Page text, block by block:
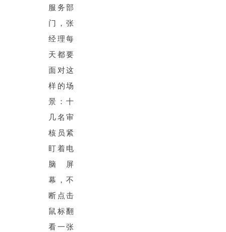
服务部
门，张
经理每
天都要
面对这
样的场
景：十
几名审
核员紧
盯着电
脑屏
幕，不
断点击
鼠标翻
看一张